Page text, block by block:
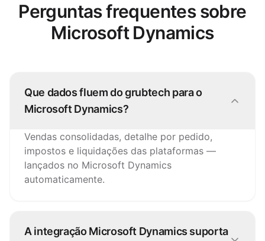
Perguntas frequentes sobre
Microsoft Dynamics
Que dados fluem do grubtech para o
Microsoft Dynamics?
Vendas consolidadas, detalhe por pedido,
impostos e liquidações das plataformas —
lançados no Microsoft Dynamics
automaticamente.
A integração Microsoft Dynamics suporta